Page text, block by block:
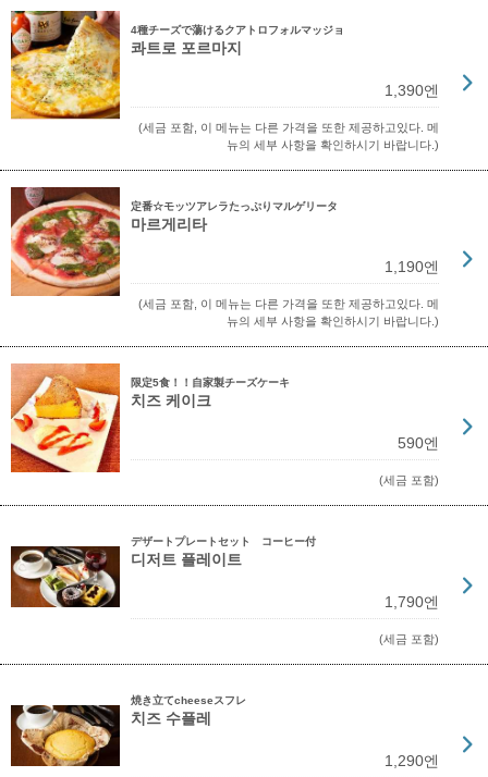
4種チーズで蕩けるクアトロフォルマッジョ
콰트로 포르마지
1,390엔
(세금 포함, 이 메뉴는 다른 가격을 또한 제공하고있다. 메
뉴의 세부 사항을 확인하시기 바랍니다.)
定番☆モッツアレラたっぷりマルゲリータ
마르게리타
1,190엔
(세금 포함, 이 메뉴는 다른 가격을 또한 제공하고있다. 메
뉴의 세부 사항을 확인하시기 바랍니다.)
限定5食！！自家製チーズケーキ
치즈 케이크
590엔
(세금 포함)
デザートプレートセット コーヒー付
디저트 플레이트
1,790엔
(세금 포함)
焼き立てcheeseスフレ
치즈 수플레
1,290엔